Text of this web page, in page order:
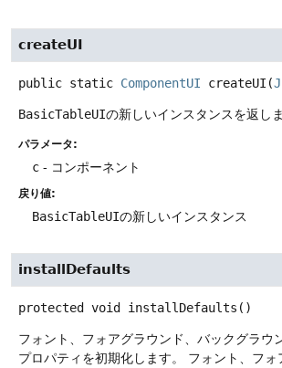
createUI
public static ComponentUI createUI (
BasicTableUIの新しいインスタンスを返しま
パラメータ:
c - コンポーネント
戻り値:
BasicTableUIの新しいインスタンス
installDefaults
protected void installDefaults ()
フォント、フォアグラウンド、バックグラウ
プロパティを初期化します。
フォント、フォ